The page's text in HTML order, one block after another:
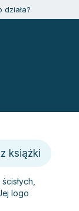
działa?
książki
logo